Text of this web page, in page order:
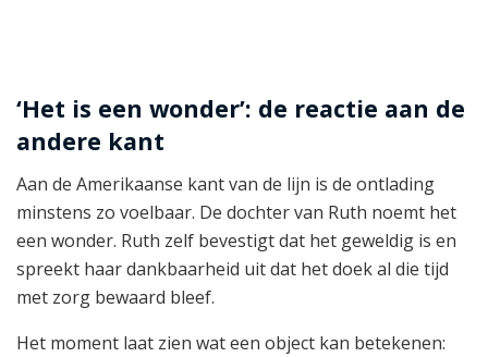
‘Het is een wonder’: de reactie aan de
andere kant
Aan de Amerikaanse kant van de lijn is de ontlading
minstens zo voelbaar. De dochter van Ruth noemt het
een wonder. Ruth zelf bevestigt dat het geweldig is en
spreekt haar dankbaarheid uit dat het doek al die tijd
met zorg bewaard bleef.
Het moment laat zien wat een object kan betekenen: